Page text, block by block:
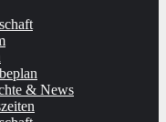
& News